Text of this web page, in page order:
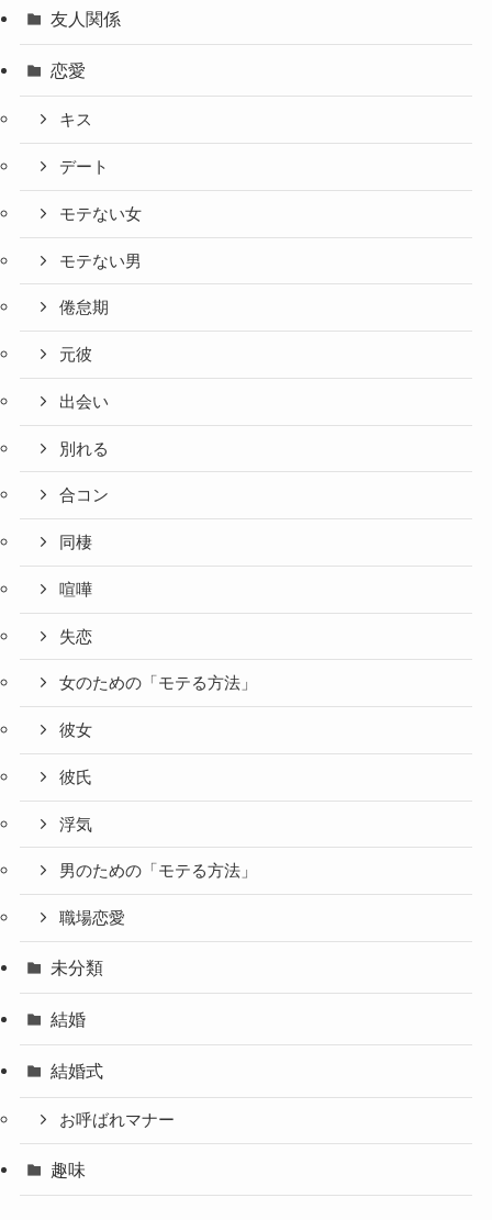
友人関係
恋愛
キス
デート
モテない女
モテない男
倦怠期
元彼
出会い
別れる
合コン
同棲
喧嘩
失恋
女のための「モテる方法」
彼女
彼氏
浮気
男のための「モテる方法」
職場恋愛
未分類
結婚
結婚式
お呼ばれマナー
趣味